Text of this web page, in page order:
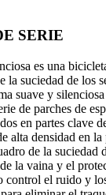
SERIE
es una
la suciedad de los
suave y
de parches de
en partes clave
alta densidad en
de la suciedad
la vaina y el
control el ruido y